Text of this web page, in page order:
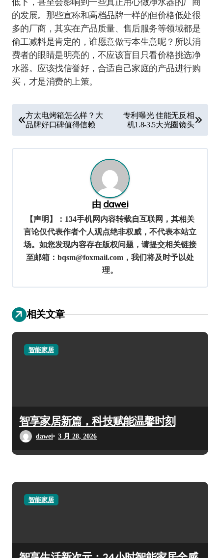
低下，甚至会影响到一些真正用心做净水器的厂商
的发展。那些宣称和高档品牌一样的但价格低处很
多的厂商，其实在产品质量、售后服务等领域都是
偷工减料是肯定的，谁愿意做亏本生意呢？所以消
费者的眼睛是明亮的，不应该盲目只看价格挑选净
水器。应该找信誉好，合适自己家庭的产品进行购
买，才是消费的上策。
章
导
方太电烤箱怎么样？大
品牌好口碑值得信赖
专利曝光 佳能无反相
机1.8-3.5大光圈镜头
由 dawei
【声明】：134手机网内容转载自互联网，其相关
言论仅代表作者个人观点绝非权威，不代表本站立
场。如您发现内容存在版权问题，请提交相关链接
至邮箱：bqsm@foxmail.com，我们将及时予以处
理。
相关文章
智能家居
智享家居新篇，科技赋能温馨时刻
dawei 3 月 28, 2026
智能家居